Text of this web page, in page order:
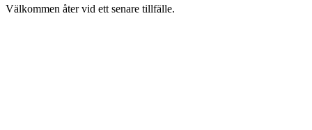
Välkommen åter vid ett senare tillfälle.